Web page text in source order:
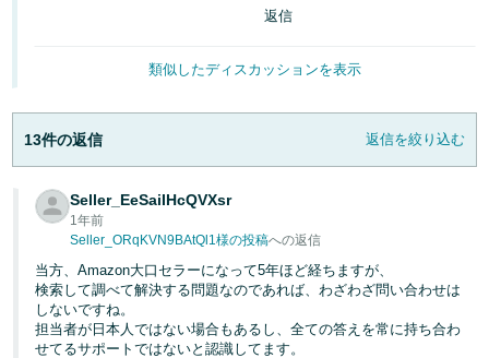
日
本국
어
-
KR
日
本
語
ロ
グ
イ
ン
返信
類似したディスカッションを表示
13件の返信 返信を絞り込む
Seller_EeSaiIHcQVXsr
1年前
Seller_ORqKVN9BAtQl1様の投稿への返信
当方、Amazon大口セラーになって5年ほど経ちますが、
検索して調べて解決する問題なのであれば、わざわざ問い合わせは
しないですね。
担当者が日本人ではない場合もあるし、全ての答えを常に持ち合わ
せてるサポートではないと認識してます。